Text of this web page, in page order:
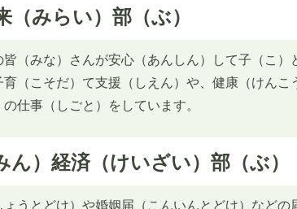
（みらい）部（ぶ）
（みな）さんが安心（あんしん）して子（こ）
（こそだ）て支援（しえん）や、健康（けんこ
仕事（しごと）をしています。
ん）経済（けいざい）部（ぶ）
うとどけ）や婚姻届（こんいんとどけ）などの